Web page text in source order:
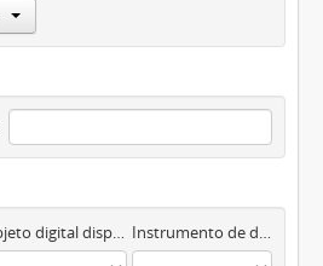
Objeto digital disponibles Instrumento de descripción